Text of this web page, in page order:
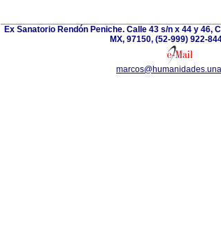
Ex Sanatorio Rendón Peniche. Calle 43 s/n x 44 y 46,
MX, 97150, (52-999) 922-